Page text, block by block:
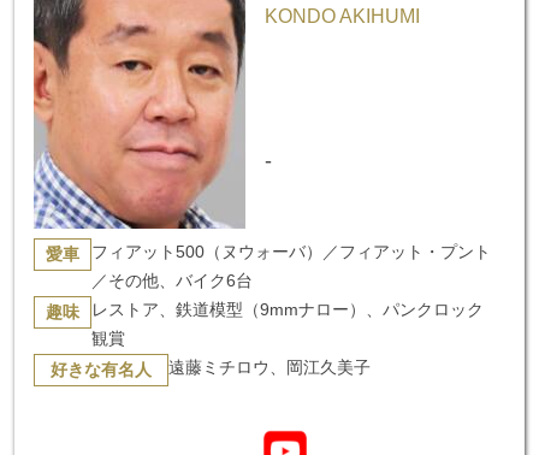
KONDO AKIHUMI
-
愛車
フィアット500（ヌウォーバ）／フィアット・プント
／その他、バイク6台
趣味
レストア、鉄道模型（9mmナロー）、パンクロック
観賞
好きな有名人 遠藤ミチロウ、岡江久美子